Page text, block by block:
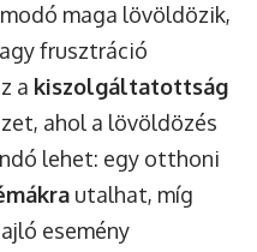
maga lövöldözik,
frusztráció
a kiszolgáltatottság
ahol a lövöldözés
lehet: egy otthoni
utalhat, míg
esemény